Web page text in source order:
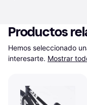
Productos
Hemos seleccionado
interesarte. Mostrar